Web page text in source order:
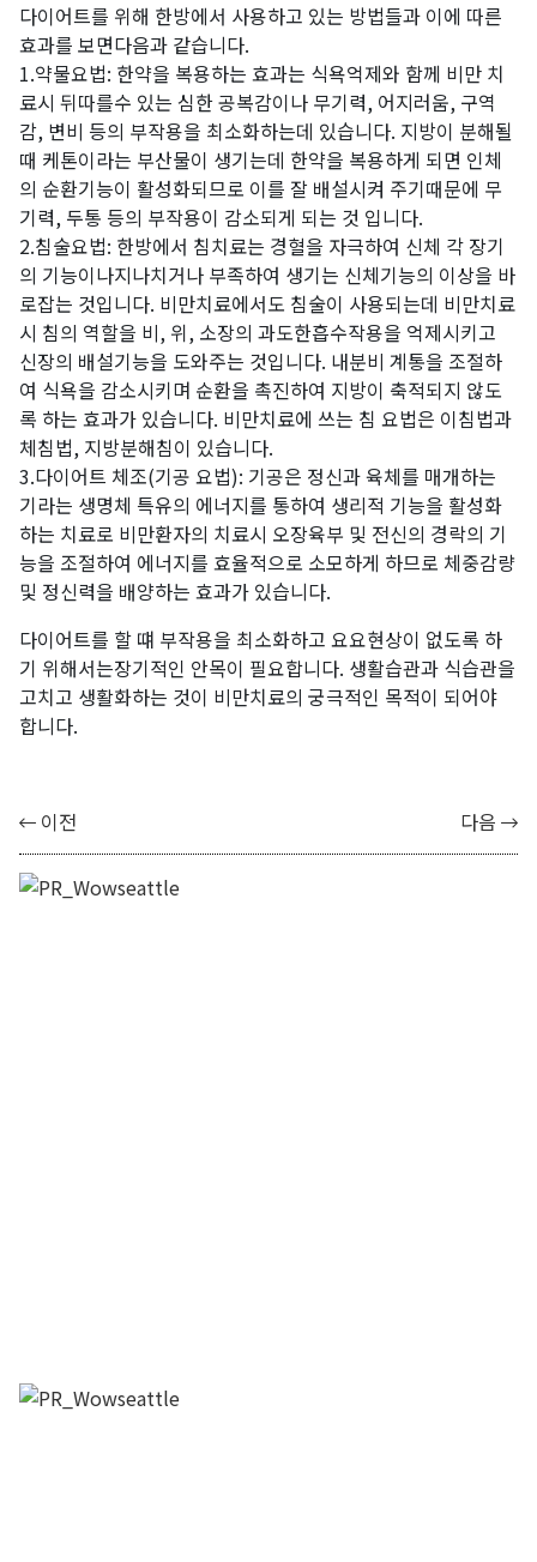
다이어트를 위해 한방에서 사용하고 있는 방법들과 이에 따른
효과를 보면다음과 같습니다.
1.약물요법: 한약을 복용하는 효과는 식욕억제와 함께 비만 치
료시 뒤따를수 있는 심한 공복감이나 무기력, 어지러움, 구역
감, 변비 등의 부작용을 최소화하는데 있습니다. 지방이 분해될
때 케톤이라는 부산물이 생기는데 한약을 복용하게 되면 인체
의 순환기능이 활성화되므로 이를 잘 배설시켜 주기때문에 무
기력, 두통 등의 부작용이 감소되게 되는 것 입니다.
2.침술요법: 한방에서 침치료는 경혈을 자극하여 신체 각 장기
의 기능이나지나치거나 부족하여 생기는 신체기능의 이상을 바
로잡는 것입니다. 비만치료에서도 침술이 사용되는데 비만치료
시 침의 역할을 비, 위, 소장의 과도한흡수작용을 억제시키고
신장의 배설기능을 도와주는 것입니다. 내분비 계통을 조절하
여 식욕을 감소시키며 순환을 촉진하여 지방이 축적되지 않도
록 하는 효과가 있습니다. 비만치료에 쓰는 침 요법은 이침법과
체침법, 지방분해침이 있습니다.
3.다이어트 체조(기공 요법): 기공은 정신과 육체를 매개하는
기라는 생명체 특유의 에너지를 통하여 생리적 기능을 활성화
하는 치료로 비만환자의 치료시 오장육부 및 전신의 경락의 기
능을 조절하여 에너지를 효율적으로 소모하게 하므로 체중감량
및 정신력을 배양하는 효과가 있습니다.
다이어트를 할 떄 부작용을 최소화하고 요요현상이 없도록 하
기 위해서는장기적인 안목이 필요합니다. 생활습관과 식습관을
고치고 생활화하는 것이 비만치료의 궁극적인 목적이 되어야
합니다.
이전 다음